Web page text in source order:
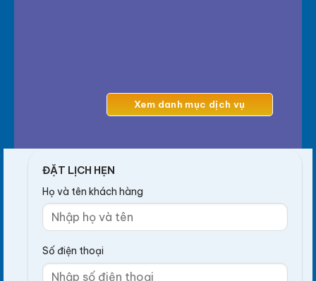
Xem danh mục dịch vụ
ĐẶT LỊCH HẸN
Họ và tên khách hàng
Số điện thoại